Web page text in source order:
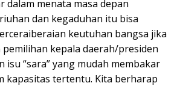
dalam menata masa depan
dan kegaduhan itu bisa
keutuhan bangsa jika
kepala daerah/presiden
isu “sara” yang mudah membakar
kapasitas tertentu. Kita berharap